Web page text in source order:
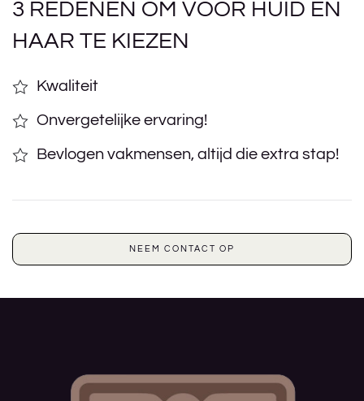
3 REDENEN OM VOOR HUID EN
HAAR TE KIEZEN
Kwaliteit
Onvergetelijke ervaring!
Bevlogen vakmensen, altijd die extra stap!
NEEM CONTACT OP